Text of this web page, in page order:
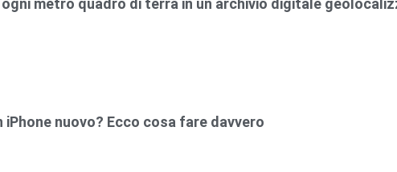
metro quadro di terra in un archivio digitale
iPhone nuovo? Ecco cosa fare davvero